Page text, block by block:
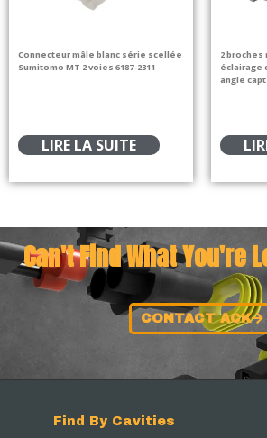
Connecteur mâle blanc série scellée
Sumitomo MT 2 voies 6187-2311
LIRE LA SUITE
2 broches
éclairage
angle
Can't Find What You're
CONTACT ACK
Find By Cavities